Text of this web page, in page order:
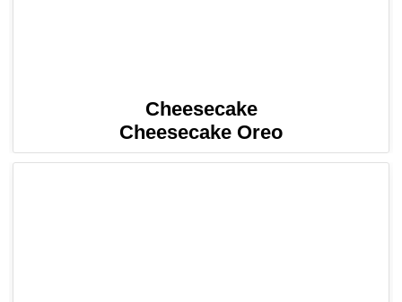
Cheesecake
Cheesecake Oreo